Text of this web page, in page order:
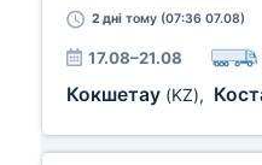
2 дні тому (07:36 07.08)
17.08–21.08
Кокшетау (KZ),